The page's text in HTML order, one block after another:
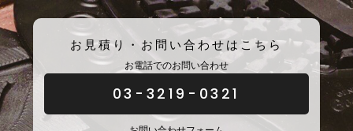
お見積り・お問い合わせはこちら
お電話でのお問い合わせ
03-3219-0321